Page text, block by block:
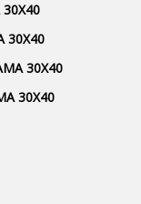
30Х40
30Х40
30Х40